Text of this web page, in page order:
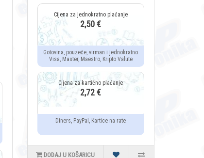
2,50 €
Gotovina, pouzeće, virman i jednokratno
Visa, Master, Maestro, Kripto Valute
2,72 €
Diners, PayPal, Kartice na rate
DODAJ U KOŠARICU